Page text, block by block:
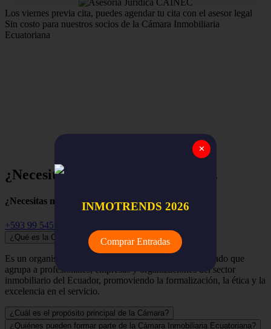
Los viernes previa cita, puedes agendar tu cita con el asesor legal
Sin costo para nuestros socios de la Cámara Inmobiliaria
Ecuatoriana
¿Necesitas ayuda? Empieza aquí...
¿Necesitas más información?
+593 99 545 3741
¿Qué es la Cámara Inmobiliaria Ecuatoriana?
Es un organismo independiente, renovador y despolitizado que
agrupa a profesionales, empresas y organizaciones del sector
inmobiliario del Ecuador, promoviendo la formalización, la ética y la
excelencia en el servicio.
¿Cuál es el propósito principal de la Cámara?
¿Quiénes pueden formar parte de la Cámara Inmobiliaria Ecuatoriana?
✕
INMOTRENDS 2026
Comprar Entradas